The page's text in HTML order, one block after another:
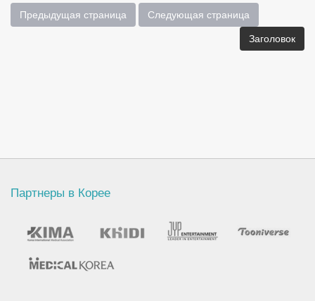
Предыдущая страница Следующая страница
Заголовок
Партнеры в Корее